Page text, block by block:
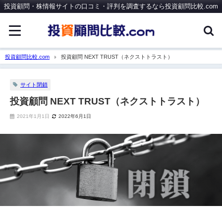
投資顧問・株情報サイトの口コミ・評判を調査するなら投資顧問比較.com
投資顧問比較.com 投資顧問 NEXT TRUST（ネクストトラスト）
サイト閉鎖
投資顧問 NEXT TRUST（ネクストトラスト）
2021年1月1日 2022年6月1日